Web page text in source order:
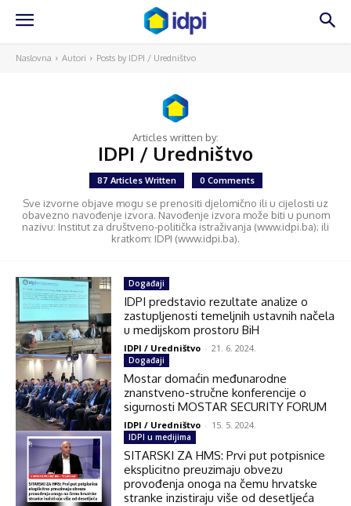
Naslovna Autori Posts by IDPI / Uredništvo
Articles written by:
IDPI / Uredništvo
87 Articles Written 0 Comments
Sve izvorne objave mogu se prenositi djelomično ili u cijelosti uz
obavezno navođenje izvora. Navođenje izvora može biti u punom
nazivu: Institut za društveno-politička istraživanja (www.idpi.ba); ili
kratkom: IDPI (www.idpi.ba).
Događaji
IDPI predstavio rezultate analize o
zastupljenosti temeljnih ustavnih načela
u medijskom prostoru BiH
IDPI / Uredništvo - 21. 6. 2024.
Događaji
Mostar domaćin međunarodne
znanstveno-stručne konferencije o
sigurnosti MOSTAR SECURITY FORUM
IDPI / Uredništvo - 15. 5. 2024.
IDPI u medijima
SITARSKI ZA HMS: Prvi put potpisnice
eksplicitno preuzimaju obvezu
provođenja onoga na čemu hrvatske
stranke inzistiraju više od desetljeća